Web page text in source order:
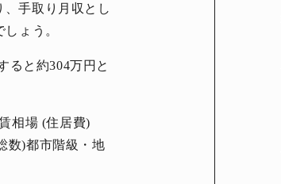
手取り月収とし
ょう。
ると約304万円と
相場 (住居費)
数)都市階級・地